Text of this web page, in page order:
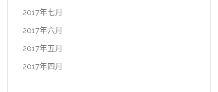
2017年七月
2017年六月
2017年五月
2017年四月